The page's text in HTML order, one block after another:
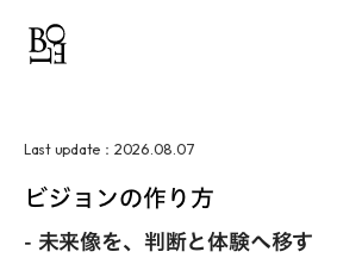
Last update： 2026.08.07
ビジョンの作り方
- 未来像を、判断と体験へ移す